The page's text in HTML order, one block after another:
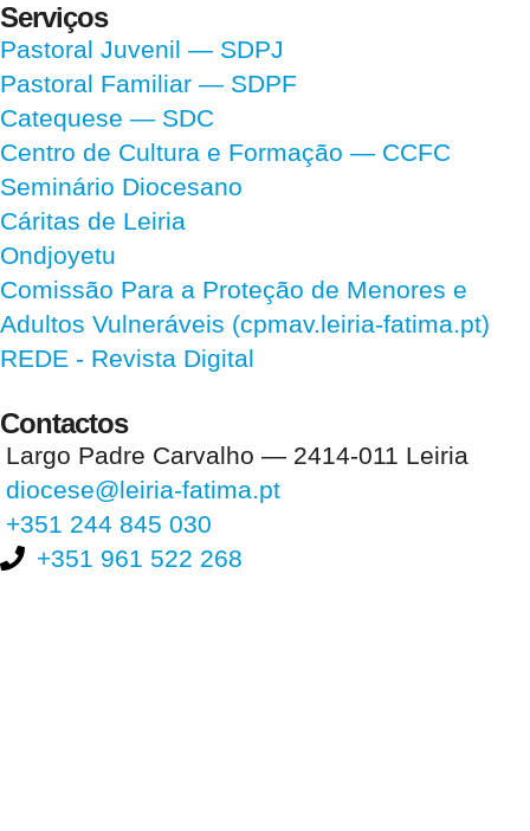
Serviços
Pastoral Juvenil — SDPJ
Pastoral Familiar — SDPF
Catequese — SDC
Centro de Cultura e Formação — CCFC
Seminário Diocesano
Cáritas de Leiria
Ondjoyetu
Comissão Para a Proteção de Menores e
Adultos Vulneráveis (cpmav.leiria-fatima.pt)
REDE - Revista Digital
Contactos
Largo Padre Carvalho — 2414-011 Leiria
diocese@leiria-fatima.pt
+351 244 845 030
+351 961 522 268